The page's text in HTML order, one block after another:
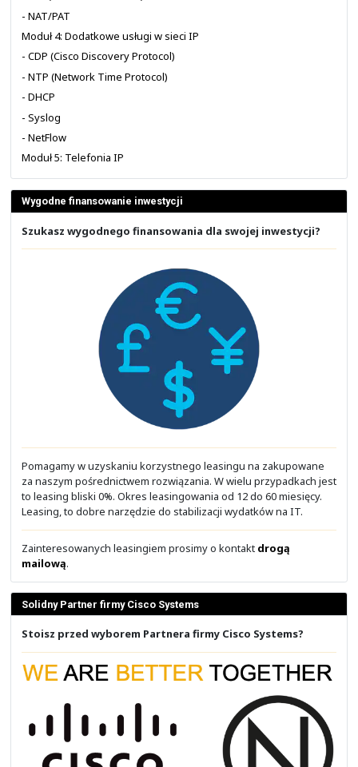
Należy jednak pamiętać, że prezentacje wcale nie są
każdym obszarze zajęć. Zatem dostarczony przez nas
rozbudować i poszerzać w trakcie zajęć według
dodatkowe zagadnienia.
Niech brak prezentacji nie będzie dla Ciebie
zwrócić uwagę na zdjęcie powyżej, gdzie
wykorzystania OSPF Sham-Link w sieci z MPLS VPN
CCNP w ramach akademii Cisco w 2010 roku, które
Ślęczek. Nie było prezentacji do wszystkiego, a mimo
Edukacja z NETWORKERS.PL
Darmowe szkolenia i materiały
Opinie o naszych szkoleniach
Osoby tworzące materiały
Podstawy automatyzacji z Ansible
Wprowadzenie i obsługa inwentarza
Polecenia ad-hoc i moduły
YAML i tworzenie Playbook-ów
Zmienne i szablony Jinja2
Pętle, warunki i uchwyty
Automatyzacja sieci
Podstawy sieci z Cisco IOS
Moduł 1: Wstęp do Cisco IOS CLI